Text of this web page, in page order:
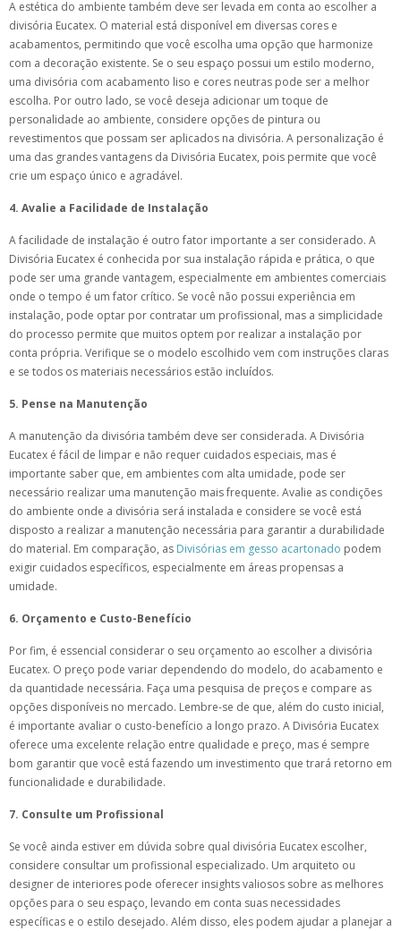
A estética do ambiente também deve ser levada em conta ao escolher a
divisória Eucatex. O material está disponível em diversas cores e
acabamentos, permitindo que você escolha uma opção que harmonize
com a decoração existente. Se o seu espaço possui um estilo moderno,
uma divisória com acabamento liso e cores neutras pode ser a melhor
escolha. Por outro lado, se você deseja adicionar um toque de
personalidade ao ambiente, considere opções de pintura ou
revestimentos que possam ser aplicados na divisória. A personalização é
uma das grandes vantagens da Divisória Eucatex, pois permite que você
crie um espaço único e agradável.
4. Avalie a Facilidade de Instalação
A facilidade de instalação é outro fator importante a ser considerado. A
Divisória Eucatex é conhecida por sua instalação rápida e prática, o que
pode ser uma grande vantagem, especialmente em ambientes comerciais
onde o tempo é um fator crítico. Se você não possui experiência em
instalação, pode optar por contratar um profissional, mas a simplicidade
do processo permite que muitos optem por realizar a instalação por
conta própria. Verifique se o modelo escolhido vem com instruções claras
e se todos os materiais necessários estão incluídos.
5. Pense na Manutenção
A manutenção da divisória também deve ser considerada. A Divisória
Eucatex é fácil de limpar e não requer cuidados especiais, mas é
importante saber que, em ambientes com alta umidade, pode ser
necessário realizar uma manutenção mais frequente. Avalie as condições
do ambiente onde a divisória será instalada e considere se você está
disposto a realizar a manutenção necessária para garantir a durabilidade
do material. Em comparação, as Divisórias em gesso acartonado podem
exigir cuidados específicos, especialmente em áreas propensas a
umidade.
6. Orçamento e Custo-Benefício
Por fim, é essencial considerar o seu orçamento ao escolher a divisória
Eucatex. O preço pode variar dependendo do modelo, do acabamento e
da quantidade necessária. Faça uma pesquisa de preços e compare as
opções disponíveis no mercado. Lembre-se de que, além do custo inicial,
é importante avaliar o custo-benefício a longo prazo. A Divisória Eucatex
oferece uma excelente relação entre qualidade e preço, mas é sempre
bom garantir que você está fazendo um investimento que trará retorno em
funcionalidade e durabilidade.
7. Consulte um Profissional
Se você ainda estiver em dúvida sobre qual divisória Eucatex escolher,
considere consultar um profissional especializado. Um arquiteto ou
designer de interiores pode oferecer insights valiosos sobre as melhores
opções para o seu espaço, levando em conta suas necessidades
específicas e o estilo desejado. Além disso, eles podem ajudar a planejar a